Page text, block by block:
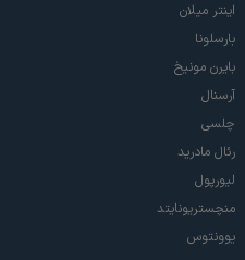
اینتر میلان
بارسلونا
بایرن مونیخ
آرسنال
چلسی
رئال مادرید
لیورپول
منچستریونایتد
یوونتوس